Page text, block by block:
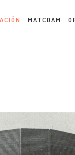
MATCOAM